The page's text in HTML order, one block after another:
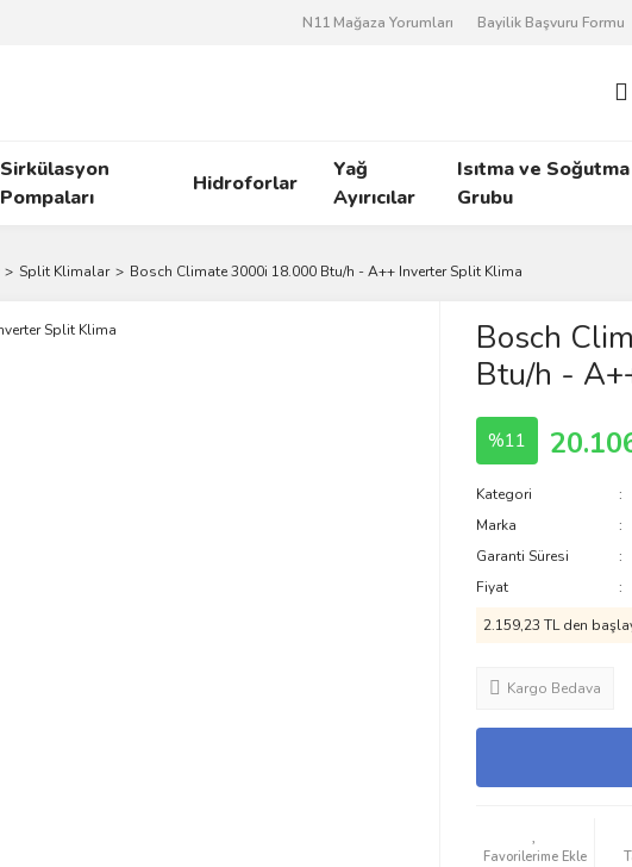
N11 Mağaza Yorumları Bayilik Başvuru Formu
Sirkülasyon
Pompaları
Hidroforlar
Yağ
Ayırıcılar
Isıtma ve Soğutma
Grubu
Split Klimalar Bosch Climate 3000i 18.000 Btu/h - A++ Inverter Split Klima
Bosch
Btu/h -
%11
Kategori
Marka
Garanti Süresi
Fiyat
2.159,23 TL den
Kargo Bedava